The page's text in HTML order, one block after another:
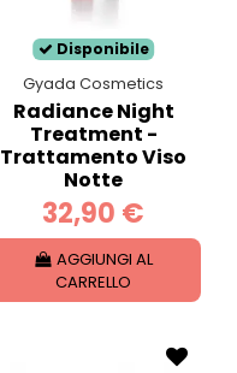
Disponibile
Gyada Cosmetics
Radiance Night
Treatment -
Trattamento Viso
Notte
32,90 €
AGGIUNGI AL
CARRELLO